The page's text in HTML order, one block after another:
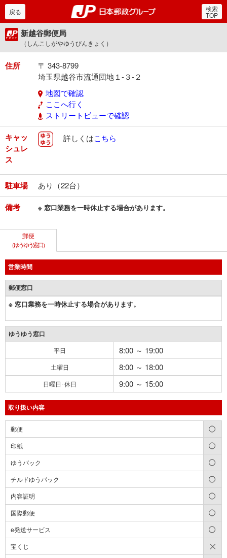
郵便局・日本郵政グルー
戻る 検索
TOP
新越谷郵便局
（しんこしがやゆうびんきょく）
住所
〒 343-8799
埼玉県越谷市流通団地１-３-２
地図で確認
ここへ行く
ストリートビューで確認
キャッ
シュレ
ス
ゆうゆう
詳しくはこちら
駐車場 あり（22台）
備考 ※ 窓口業務を一時休止する場合があります。
郵便
（ゆうゆう窓口）
営業時間
郵便窓口
※ 窓口業務を一時休止する場合があります。
ゆうゆう窓口
平日 8:00 ～ 19:00
土曜日 8:00 ～ 18:00
日曜日･休日 9:00 ～ 15:00
取り扱い内容
郵便
印紙
ゆうパック
チルドゆうパック
内容証明
国際郵便
e発送サービス
宝くじ